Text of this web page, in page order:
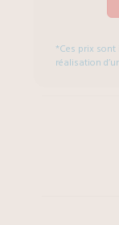
*Ces prix sont
réalisation